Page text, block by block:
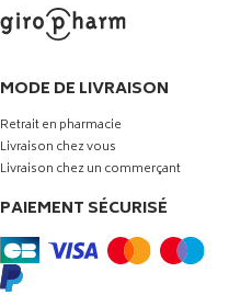
MODE DE LIVRAISON
Retrait en pharmacie
Livraison chez vous
Livraison chez un commerçant
PAIEMENT SÉCURISÉ